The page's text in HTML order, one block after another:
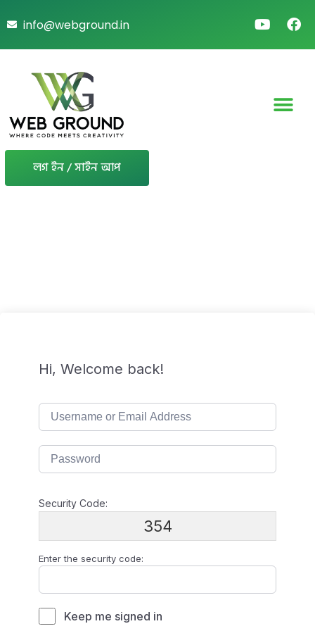
info@webground.in
লগ ইন / সাইন আপ
Hi, Welcome back!
Security Code:
354
Enter the security code:
Keep me signed in